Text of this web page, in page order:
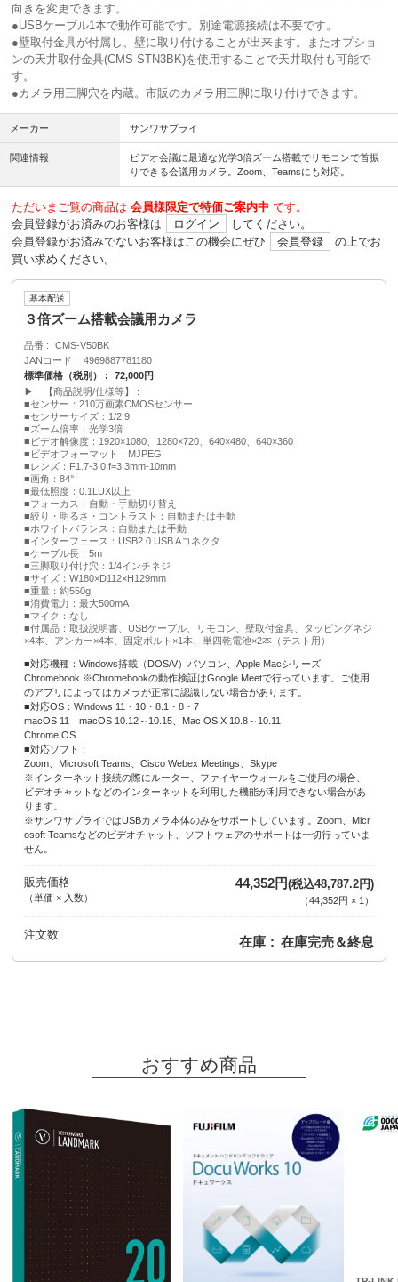
向きを変更できます。
●USBケーブル1本で動作可能です。別途電源接続は不要です。
●壁取付金具が付属し、壁に取り付けることが出来ます。またオプショ
ンの天井取付金具(CMS-STN3BK)を使用することで天井取付も可能で
す。
●カメラ用三脚穴を内蔵。市販のカメラ用三脚に取り付けできます。
メーカー サンワサプライ
関連情報
ビデオ会議に最適な光学3倍ズーム搭載でリモコンで首振
りできる会議用カメラ。Zoom、Teamsにも対応。
ただいまご覧の商品は 会員様限定で特価ご案内中 です。
会員登録がお済みのお客様は
ログイン
してください。
会員登録がお済みでないお客様はこの機会にぜひ
会員登録
の上でお
買い求めください。
基本配送
３倍ズーム搭載会議用カメラ
品番
CMS-V50BK
JANコード
4969887781180
標準価格（税別）
72,000円
▶ 【商品説明/仕様等】
■センサー：210万画素CMOSセンサー
■センサーサイズ：1/2.9
■ズーム倍率：光学3倍
■ビデオ解像度：1920×1080、1280×720、640×480、640×360
■ビデオフォーマット：MJPEG
■レンズ：F1.7-3.0 f=3.3mm-10mm
■画角：84°
■最低照度：0.1LUX以上
■フォーカス：自動・手動切り替え
■絞り・明るさ・コントラスト：自動または手動
■ホワイトバランス：自動または手動
■インターフェース：USB2.0 USB Aコネクタ
■ケーブル長：5m
■三脚取り付け穴：1/4インチネジ
■サイズ：W180×D112×H129mm
■重量：約550g
■消費電力：最大500mA
■マイク：なし
■付属品：取扱説明書、USBケーブル、リモコン、壁取付金具、タッピングネジ
×4本、アンカー×4本、固定ボルト×1本、単四乾電池×2本（テスト用）
■対応機種：Windows搭載（DOS/V）パソコン、Apple Macシリーズ
Chromebook ※Chromebookの動作検証はGoogle Meetで行っています。ご使用
のアプリによってはカメラが正常に認識しない場合があります。
■対応OS：Windows 11・10・8.1・8・7
macOS 11 macOS 10.12～10.15、Mac OS X 10.8～10.11
Chrome OS
■対応ソフト：
Zoom、Microsoft Teams、Cisco Webex Meetings、Skype
※インターネット接続の際にルーター、ファイヤーウォールをご使用の場合、
ビデオチャットなどのインターネットを利用した機能が利用できない場合があ
ります。
※サンワサプライではUSBカメラ本体のみをサポートしています。Zoom、Micr
osoft Teamsなどのビデオチャット、ソフトウェアのサポートは一切行っていま
せん。
販売価格
（単価 × 入数）
44,352円(税込48,787.2円)
（44,352円 × 1 ）
注文数 在庫 在庫完売＆終息
おすすめ商品